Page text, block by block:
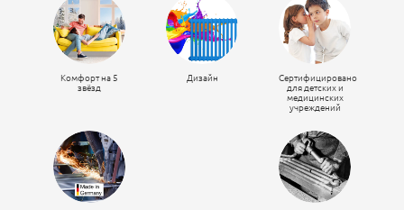
Комфорт на 5
звёзд
Дизайн
Сертифицировано
для детских и
медицинских
учреждений